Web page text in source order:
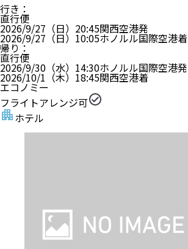
行き ：
直行便
2026/9/27（日） 20:45関西空港発
2026/9/27（日） 10:05ホノルル国際空港着
帰り ：
直行便
2026/9/30（水） 14:30ホノルル国際空港発
2026/10/1（木） 18:45関西空港着
エコノミー
フライトアレンジ可
ホテル